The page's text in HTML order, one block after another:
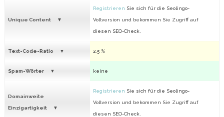
Unique Content
Registrieren Sie sich für die Seolingo-
Vollversion und bekommen Sie Zugriff auf
diesen SEO-Check.
Text-Code-Ratio 2.5 %
Spam-Wörter keine
Domainweite
Einzigartigkeit
Registrieren Sie sich für die Seolingo-
Vollversion und bekommen Sie Zugriff auf
diesen SEO-Check.